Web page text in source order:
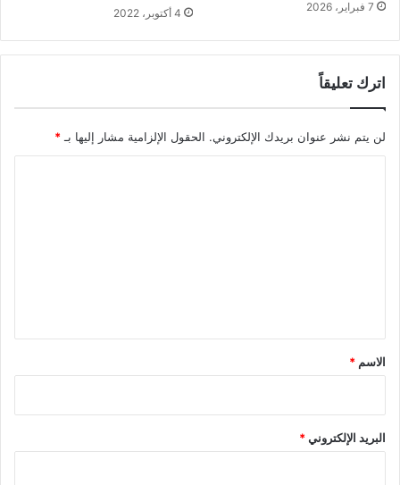
7 فبراير، 2026 4 أكتوبر، 2022
اترك تعليقاً
لن يتم نشر عنوان بريدك الإلكتروني. الحقول الإلزامية مشار إليها بـ *
*
الاسم *
البريد الإلكتروني*